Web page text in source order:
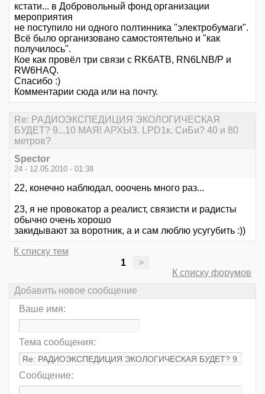
кстати... в Добровольный фонд организации
мероприятия
не поступило ни одного полтинника "электробумаги".
Всё было организовано самостоятельно и "как
получилось".
Кое как провёл три связи с RK6ATB, RN6LNB/P и
RW6HAQ.
Спасибо :)
Комментарии сюда или на почту.
Re: РАДИОЭКСПЕДИЦИЯ ЭКОЛОГИЧЕСКАЯ
БУДЕТ? 9...10 МАЯ! АРХЫЗ. LPD1к. СиБи? 40 и 80
метров?
Spector
24 - 12.05.2010 - 01:38
22, конечно наблюдал, ооочень много раз...
23, я не провокатор а реалист, связисти и радисты
обычно очень хорошо
закидывают за воротник, а и сам люблю усугубить :))
К списку тем
1
>
К списку форумов
Добавить новое сообщение
Ваше имя:
Тема сообщения:
Сообщение: